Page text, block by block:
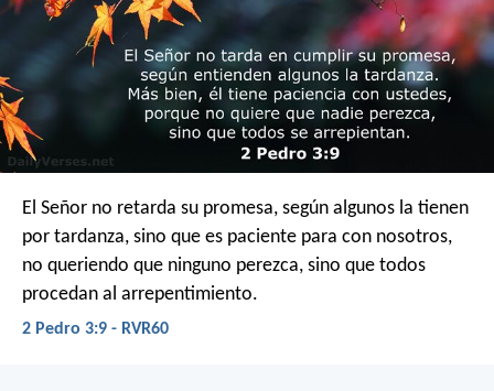
El Señor no retarda su promesa, según algunos la tienen
por tardanza, sino que es paciente para con nosotros,
no queriendo que ninguno perezca, sino que todos
procedan al arrepentimiento.
2 Pedro 3:9 - RVR60